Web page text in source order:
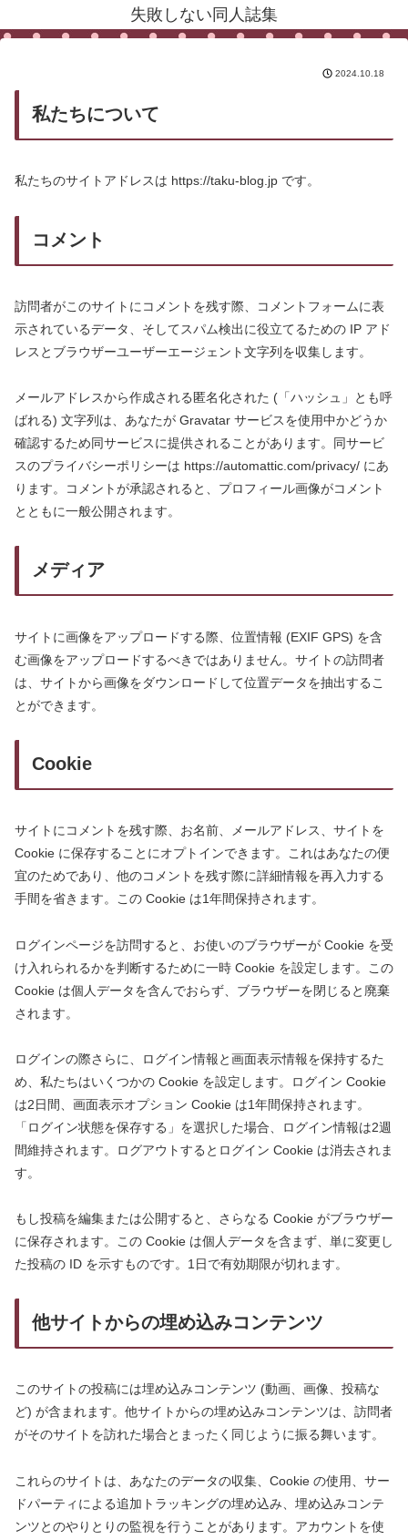
失敗しない同人誌集
2024.10.18
私たちについて
私たちのサイトアドレスは https://taku-blog.jp です。
コメント
訪問者がこのサイトにコメントを残す際、コメントフォームに表
示されているデータ、そしてスパム検出に役立てるための IP アド
レスとブラウザーユーザーエージェント文字列を収集します。
メールアドレスから作成される匿名化された (「ハッシュ」とも呼
ばれる) 文字列は、あなたが Gravatar サービスを使用中かどうか
確認するため同サービスに提供されることがあります。同サービ
スのプライバシーポリシーは https://automattic.com/privacy/ にあ
ります。コメントが承認されると、プロフィール画像がコメント
とともに一般公開されます。
メディア
サイトに画像をアップロードする際、位置情報 (EXIF GPS) を含
む画像をアップロードするべきではありません。サイトの訪問者
は、サイトから画像をダウンロードして位置データを抽出するこ
とができます。
Cookie
サイトにコメントを残す際、お名前、メールアドレス、サイトを
Cookie に保存することにオプトインできます。これはあなたの便
宜のためであり、他のコメントを残す際に詳細情報を再入力する
手間を省きます。この Cookie は1年間保持されます。
ログインページを訪問すると、お使いのブラウザーが Cookie を受
け入れられるかを判断するために一時 Cookie を設定します。この
Cookie は個人データを含んでおらず、ブラウザーを閉じると廃棄
されます。
ログインの際さらに、ログイン情報と画面表示情報を保持するた
め、私たちはいくつかの Cookie を設定します。ログイン Cookie
は2日間、画面表示オプション Cookie は1年間保持されます。
「ログイン状態を保存する」を選択した場合、ログイン情報は2週
間維持されます。ログアウトするとログイン Cookie は消去されま
す。
もし投稿を編集または公開すると、さらなる Cookie がブラウザー
に保存されます。この Cookie は個人データを含まず、単に変更し
た投稿の ID を示すものです。1日で有効期限が切れます。
他サイトからの埋め込みコンテンツ
このサイトの投稿には埋め込みコンテンツ (動画、画像、投稿な
ど) が含まれます。他サイトからの埋め込みコンテンツは、訪問者
がそのサイトを訪れた場合とまったく同じように振る舞います。
これらのサイトは、あなたのデータの収集、Cookie の使用、サー
ドパーティによる追加トラッキングの埋め込み、埋め込みコンテ
ンツとのやりとりの監視を行うことがあります。アカウントを使